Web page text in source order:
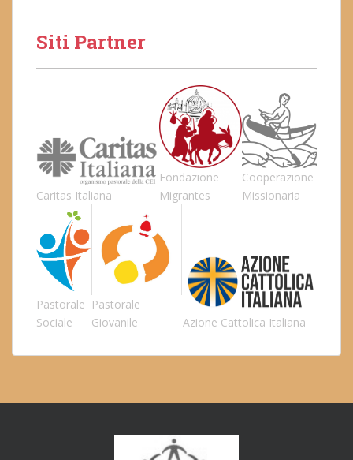
Siti Partner
Caritas Italiana
Fondazione
Migrantes
Cooperazione
Missionaria
Pastorale
Sociale
Pastorale
Giovanile
Azione Cattolica Italiana